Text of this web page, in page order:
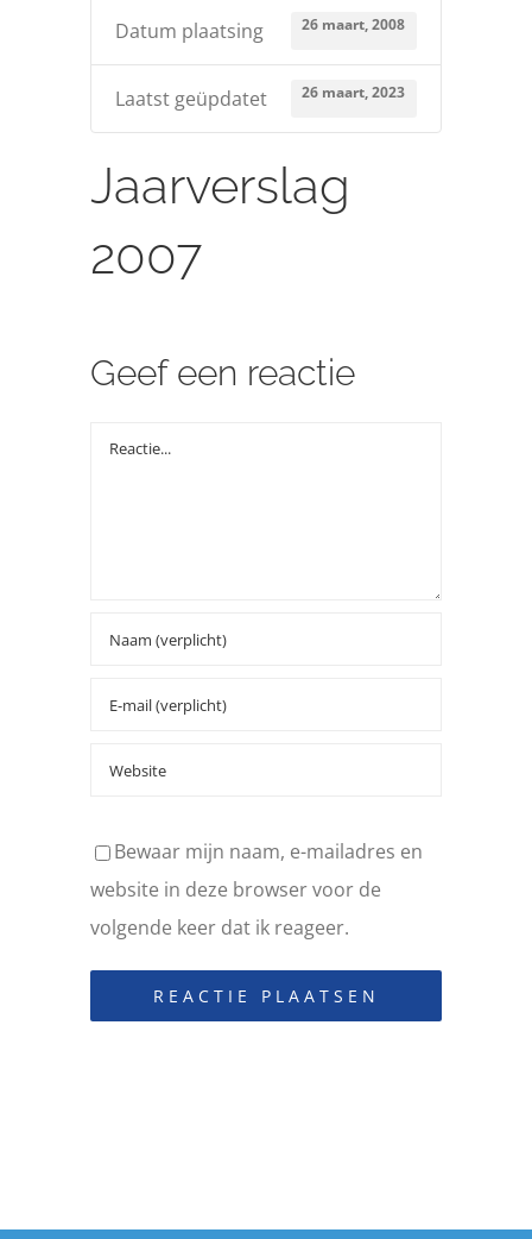
Datum plaatsing 26 maart, 2008
Laatst geüpdatet 26 maart, 2023
Jaarverslag
2007
Geef een reactie
Reactie
Bewaar mijn naam, e-mailadres en
website in deze browser voor de
volgende keer dat ik reageer.